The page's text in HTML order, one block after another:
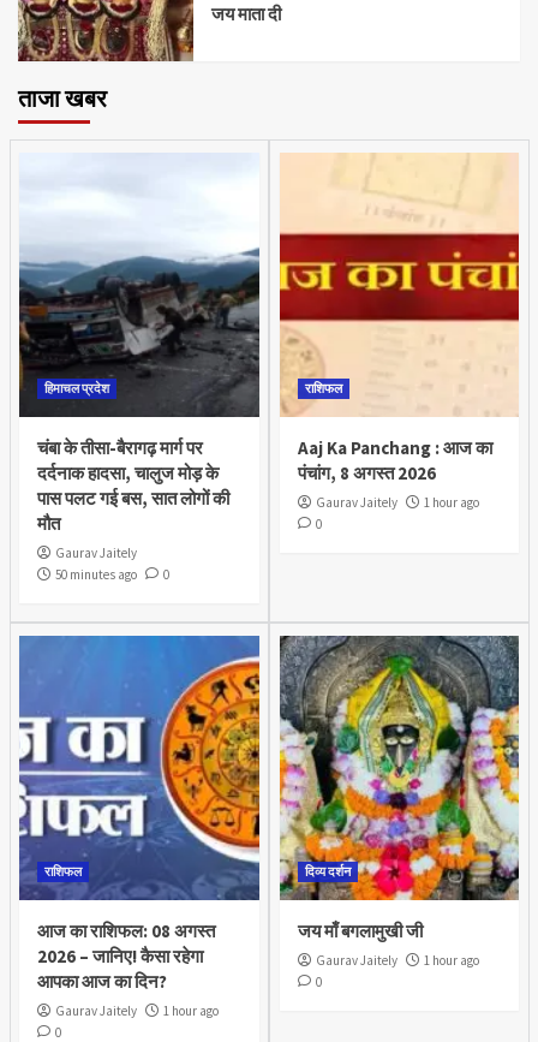
जय माता दी
ताजा खबर
हिमाचल प्रदेश
चंबा के तीसा-बैरागढ़ मार्ग पर
दर्दनाक हादसा, चालुज मोड़ के
पास पलट गई बस, सात लोगों की
मौत
Gaurav Jaitely
50 minutes ago
0
राशिफल
Aaj Ka Panchang : आज का
पंचांग, 8 अगस्त 2026
Gaurav Jaitely
1 hour ago
0
राशिफल
आज का राशिफल: 08 अगस्त
2026 – जानिए! कैसा रहेगा
आपका आज का दिन?
Gaurav Jaitely
1 hour ago
0
दिव्य दर्शन
जय माँ बगलामुखी जी
Gaurav Jaitely
1 hour ago
0